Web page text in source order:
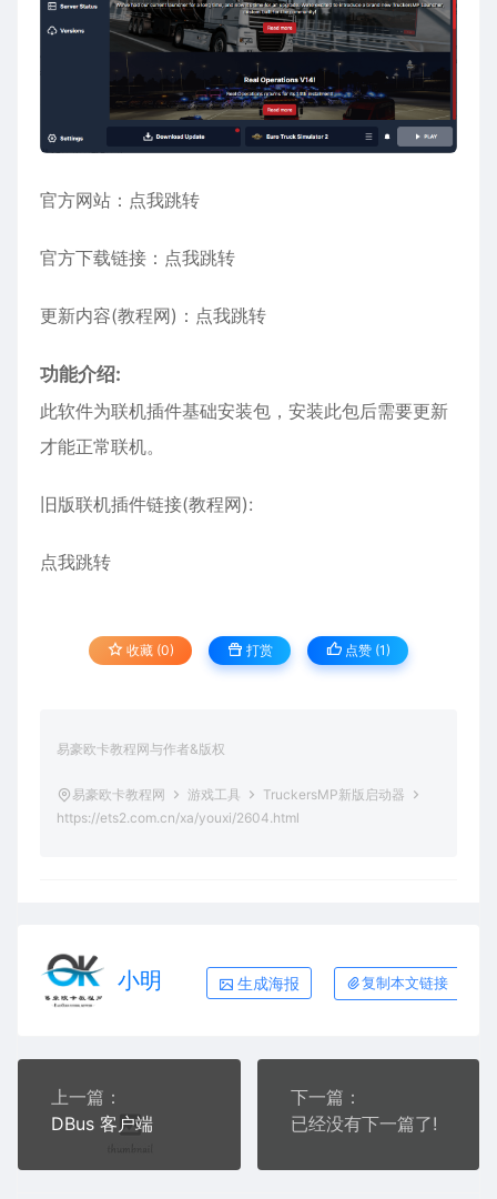
官方网站： 点我跳转
官方下载链接： 点我跳转
更新内容(教程网)： 点我跳转
功能介绍:
此软件为联机插件基础安装包，安装此包后需要更新
才能正常联机。
旧版联机插件链接(教程网):
点我跳转
收藏 (0) 打赏 点赞 (1)
易豪欧卡教程网与作者&版权
易豪欧卡教程网 游戏工具
TruckersMP新版启动器
https://ets2.com.cn/xa/youxi/2604.html
小明 生成海报 复制本文链接
上一篇：
DBus 客户端
下一篇：
已经没有下一篇了!